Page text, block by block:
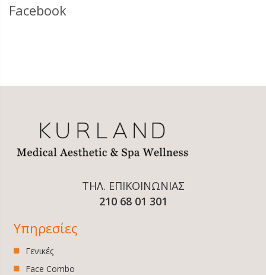
Facebook
ΤΗΛ. ΕΠΙΚΟΙΝΩΝΙΑΣ
210 68 01 301
Υπηρεσίες
Γενικές
Face Combo